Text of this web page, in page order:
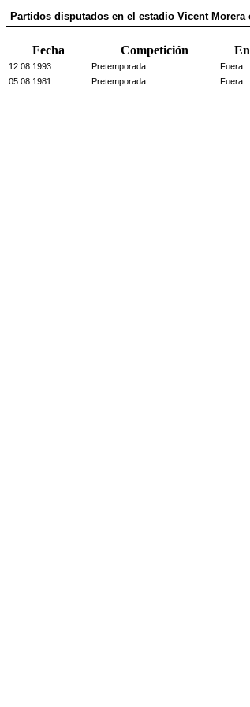
Partidos disputados en el estadio Vicent Morera
Fecha Competición En
12.08.1993 Pretemporada Fuera
05.08.1981 Pretemporada Fuera